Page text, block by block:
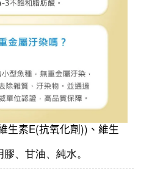
生素E(抗氧化劑)) 、維生
、甘油、純水。